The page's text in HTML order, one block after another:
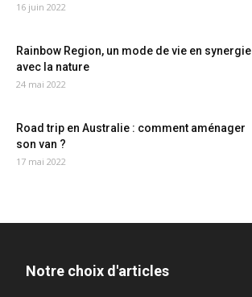
16 juin 2022
Rainbow Region, un mode de vie en synergie
avec la nature
24 mai 2022
Road trip en Australie : comment aménager
son van ?
17 mai 2022
Notre choix d'articles